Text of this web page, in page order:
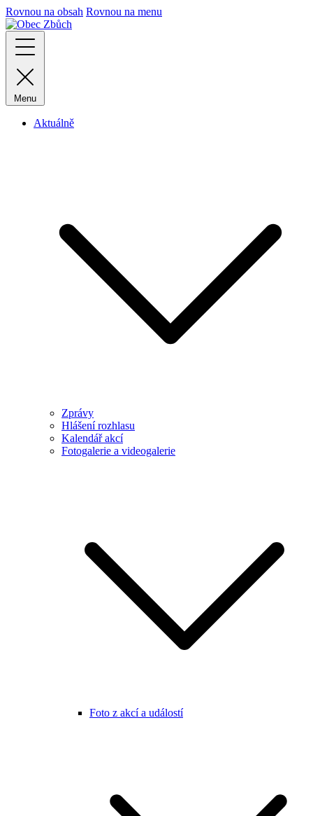
Rovnou na obsah Rovnou na menu
Menu
Aktuálně
Zprávy
Hlášení rozhlasu
Kalendář akcí
Fotogalerie a videogalerie
Foto z akcí a událostí